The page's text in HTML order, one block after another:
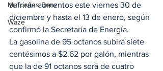
Mercedes Benz
Waze
sufrirán aumentos este viernes 30 de
diciembre y hasta el 13 de enero, según
confirmó la Secretaría de Energía.
La gasolina de 95 octanos subirá siete
centésimos a $2.62 por galón, mientras
que la de 91 octanos será de cuatro